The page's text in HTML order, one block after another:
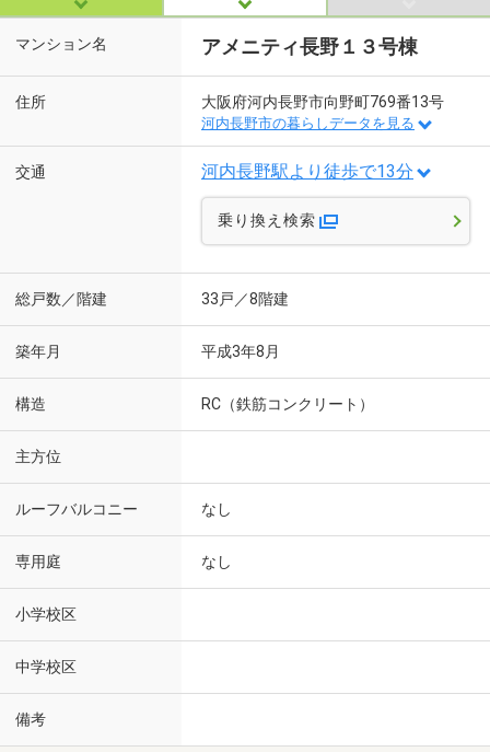
マンション名 アメニティ長野１３号棟
住所 大阪府河内長野市向野町769番13号
河内長野市の暮らしデータを見る
交通 河内長野駅より徒歩で13分
乗り換え検索
総戸数／階建 33戸／8階建
築年月 平成3年8月
構造 RC（鉄筋コンクリート）
主方位
ルーフバルコニー なし
専用庭 なし
小学校区
中学校区
備考